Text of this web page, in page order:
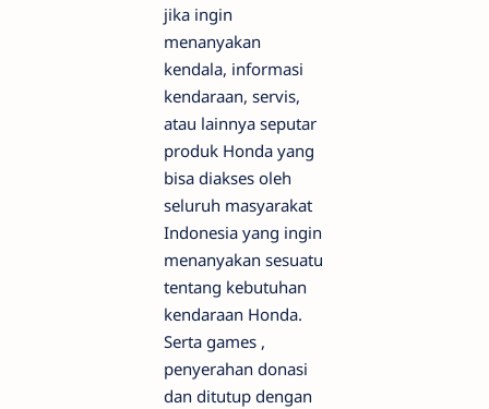
jika ingin
menanyakan
kendala, informasi
kendaraan, servis,
atau lainnya seputar
produk Honda yang
bisa diakses oleh
seluruh masyarakat
Indonesia yang ingin
menanyakan sesuatu
tentang kebutuhan
kendaraan Honda.
Serta games ,
penyerahan donasi
dan ditutup dengan